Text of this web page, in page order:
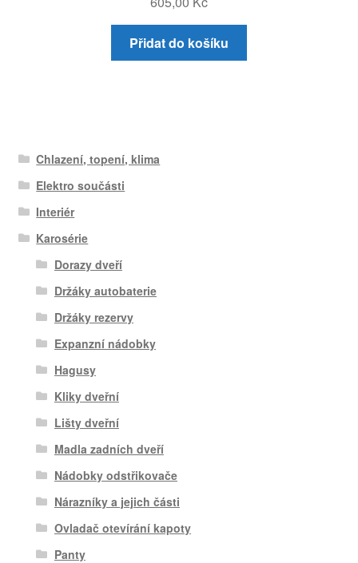
Přidat do košíku
Chlazení, topení, klima
Elektro součásti
Interiér
Karosérie
Dorazy dveří
Držáky autobaterie
Držáky rezervy
Expanzní nádobky
Hagusy
Kliky dveřní
Lišty dveřní
Madla zadních dveří
Nádobky odstřikovače
Nárazníky a jejich části
Ovladač otevírání kapoty
Panty